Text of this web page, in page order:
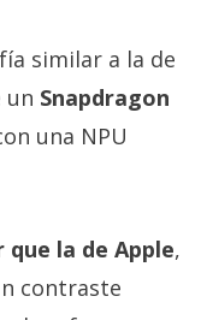
similar a la de
un Snapdragon
una NPU
la de Apple,
contraste